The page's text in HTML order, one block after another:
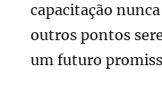
capacitação
outros pontos
um futuro